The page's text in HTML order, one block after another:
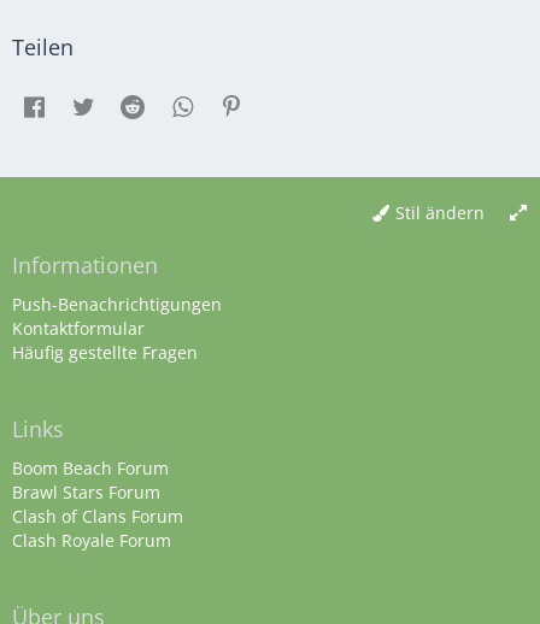
Teilen
Stil ändern
Informationen
Push-Benachrichtigungen
Kontaktformular
Häufig gestellte Fragen
Links
Boom Beach Forum
Brawl Stars Forum
Clash of Clans Forum
Clash Royale Forum
Über uns